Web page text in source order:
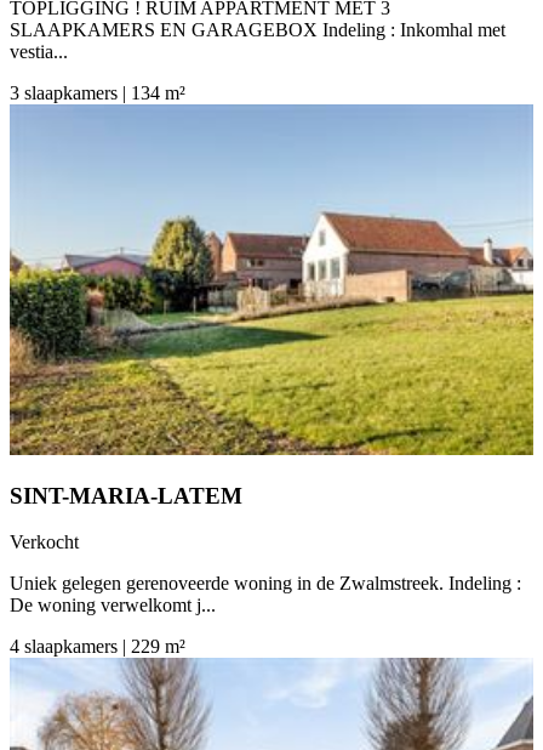
TOPLIGGING ! RUIM APPARTMENT MET 3
SLAAPKAMERS EN GARAGEBOX Indeling : Inkomhal met
vestia...
3 slaapkamers | 134 m²
SINT-MARIA-LATEM
Verkocht
Uniek gelegen gerenoveerde woning in de Zwalmstreek. Indeling :
De woning verwelkomt j...
4 slaapkamers | 229 m²